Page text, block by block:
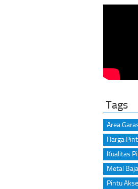
Tags
Area
Harga
Kualitas
Metal Baja
Pintu